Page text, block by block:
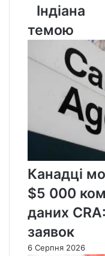
Індіана
темою
Канадці
$5 000
даних
заявок
6 Серпня 2026